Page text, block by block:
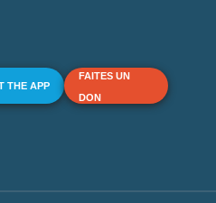
THE APP
FAITES UN
DON